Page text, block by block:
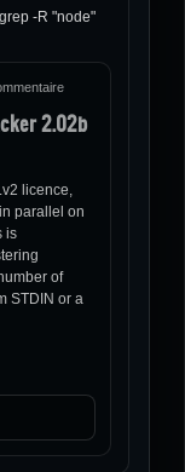
grep -R "node"
2.02b
licence,
parallel on
is
of
STDIN or a